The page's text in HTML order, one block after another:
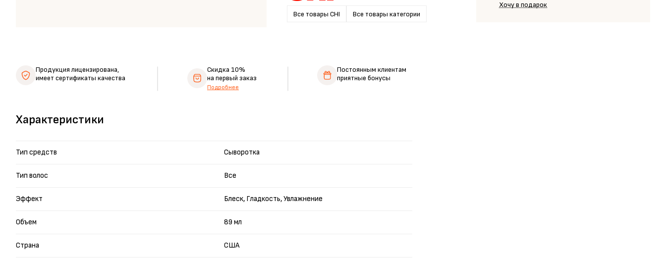
Все товары CHI Все товары категории
Хочу в подарок
Характеристики
Тип средств Сыворотка
Тип волос Все
Эффект Блеск, Гладкость, Увлажнение
Объем 89 мл
Страна США
Продукция лицензирована,
имеет сертификаты качества
Скидка 10%
на первый заказ
Подробнее
Постоянным клиентам
приятные бонусы